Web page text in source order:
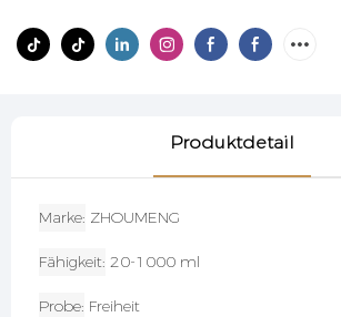
Produktdetail
Marke ZHOUMENG
Fähigkeit 20-1000 ml
Probe Freiheit